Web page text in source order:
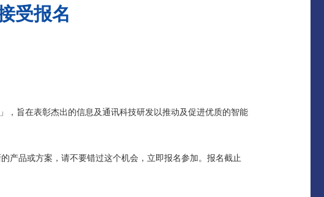
受报名
，旨在表彰杰出的信息及通讯科技研发以推动及促进优质的智能
产品或方案，请不要错过这个机会，立即报名参加。报名截止